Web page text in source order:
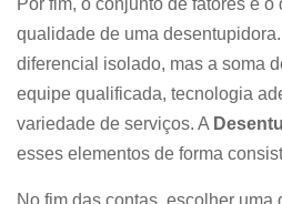
Por fim, o conjunto de fatores é
qualidade de uma
diferencial isolado, mas a soma
equipe qualificada, tecnologia
variedade de serviços. A
esses elementos de forma
No fim das contas, escolher uma